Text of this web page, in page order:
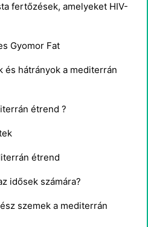
fertőzések, amelyeket HIV-
Gyomor Fat
és hátrányok a mediterrán
étrend ?
étrend
idősek számára?
szemek a mediterrán